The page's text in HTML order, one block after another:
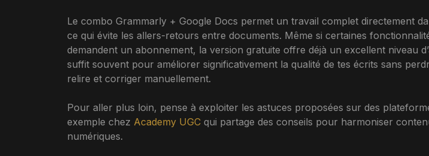
Le combo Grammarly + Google Docs permet un travail complet directement
ce qui évite les allers-retours entre documents. Même si certaines
demandent un abonnement, la version gratuite offre déjà un excellent niveau
suffit souvent pour améliorer significativement la qualité de tes écrits sans
relire et corriger manuellement.
Pour aller plus loin, pense à exploiter les astuces proposées sur des
exemple chez Academy UGC qui partage des conseils pour harmoniser
numériques.